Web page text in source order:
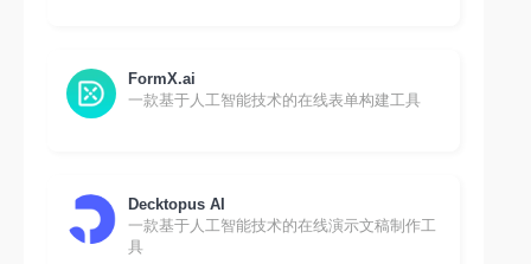
FormX.ai
一款基于人工智能技术的在线表单构建工具
Decktopus AI
一款基于人工智能技术的在线演示文稿制作工
具